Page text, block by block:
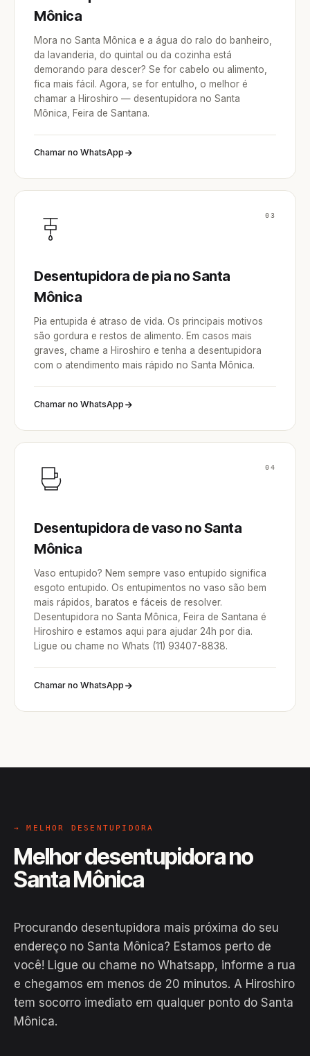
Mônica
Mora no Santa Mônica e a água do ralo do banheiro,
da lavanderia, do quintal ou da cozinha está
demorando para descer? Se for cabelo ou alimento,
fica mais fácil. Agora, se for entulho, o melhor é
chamar a Hiroshiro — desentupidora no Santa
Mônica, Feira de Santana.
Chamar no WhatsApp
03
Desentupidora de pia no Santa
Mônica
Pia entupida é atraso de vida. Os principais motivos
são gordura e restos de alimento. Em casos mais
graves, chame a Hiroshiro e tenha a desentupidora
com o atendimento mais rápido no Santa Mônica.
Chamar no WhatsApp
04
Desentupidora de vaso no Santa
Mônica
Vaso entupido? Nem sempre vaso entupido significa
esgoto entupido. Os entupimentos no vaso são bem
mais rápidos, baratos e fáceis de resolver.
Desentupidora no Santa Mônica, Feira de Santana é
Hiroshiro e estamos aqui para ajudar 24h por dia.
Ligue ou chame no Whats (11) 93407-8838.
Chamar no WhatsApp
→ MELHOR DESENTUPIDORA
Melhor desentupidora no
Santa Mônica
Procurando desentupidora mais próxima do seu
endereço no Santa Mônica? Estamos perto de
você! Ligue ou chame no Whatsapp, informe a rua
e chegamos em menos de 20 minutos. A Hiroshiro
tem socorro imediato em qualquer ponto do Santa
Mônica.
Hiroshiro · Santa Mônica, Feira de